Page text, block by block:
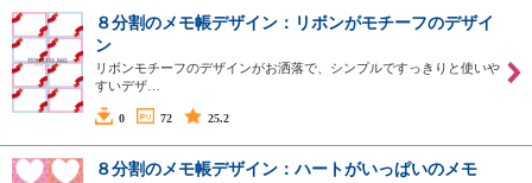
８分割のメモ帳デザイン：リボンがモチーフのデザイ
ン
リボンモチーフのデザインがお洒落で、シンプルですっきりと使いや
すいデザ…
0 72 25.2
８分割のメモ帳デザイン：ハートがいっぱいのメモ